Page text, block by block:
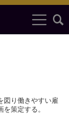
図り働きやすい雇
策定する。